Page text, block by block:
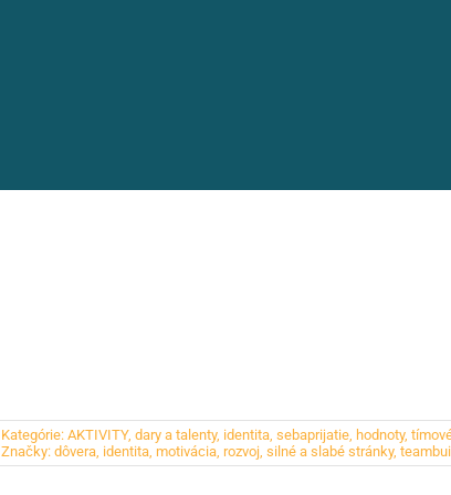
Kategórie: AKTIVITY, dary a talenty, identita, sebaprijatie, hodnoty,
Značky: dôvera, identita, motivácia, rozvoj, silné a slabé stránky,